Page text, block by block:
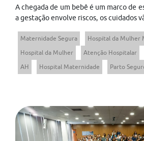
A chegada de um bebê é um marco de
a gestação envolve riscos, os cuidados
Maternidade Segura
Hospital da Mulher
Hospital da Mulher
Atenção Hospitalar
AH
Hospital Maternidade Parto